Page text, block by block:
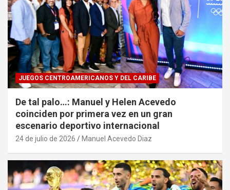
JUEGOS CENTROAMERICANOS Y DEL CARIBE
De tal palo…: Manuel y Helen Acevedo
coinciden por primera vez en un gran
escenario deportivo internacional
24 de julio de 2026 Manuel Acevedo Diaz